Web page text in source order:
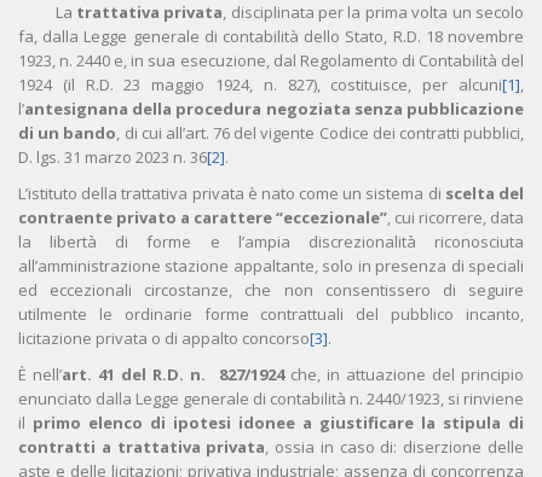
La trattativa privata, disciplinata per la prima volta un secolo
fa, dalla Legge generale di contabilità dello Stato, R.D. 18 novembre
1923, n. 2440 e, in sua esecuzione, dal Regolamento di Contabilità del
1924 (il R.D. 23 maggio 1924, n. 827), costituisce, per alcuni[1],
l’antesignana della procedura negoziata senza pubblicazione
di un bando, di cui all’art. 76 del vigente Codice dei contratti pubblici,
D. lgs. 31 marzo 2023 n. 36[2].
L’istituto della trattativa privata è nato come un sistema di scelta del
contraente privato a carattere “eccezionale”, cui ricorrere, data
la libertà di forme e l’ampia discrezionalità riconosciuta
all’amministrazione stazione appaltante, solo in presenza di speciali
ed eccezionali circostanze, che non consentissero di seguire
utilmente le ordinarie forme contrattuali del pubblico incanto,
licitazione privata o di appalto concorso[3].
È nell’art. 41 del R.D. n. 827/1924che, in attuazione del principio
enunciato dalla Legge generale di contabilità n. 2440/1923, si rinviene
il primo elenco di ipotesi idonee a giustificare la stipula di
contratti a trattativa privata, ossia in caso di: diserzione delle
aste e delle licitazioni; privativa industriale; assenza di concorrenza